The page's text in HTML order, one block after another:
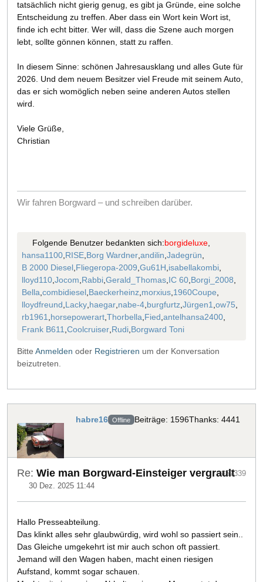
tatsächlich nicht gierig genug, es gibt ja Gründe, eine solche
Entscheidung zu treffen. Aber dass ein Wort kein Wort ist,
finde ich echt bitter. Wer will, dass die Szene auch morgen
lebt, sollte gönnen können, statt zu raffen.
In diesem Sinne: schönen Jahresausklang und alles Gute für
2026. Und dem neuem Besitzer viel Freude mit seinem Auto,
das er sich womöglich neben seine anderen Autos stellen
wird.
Viele Grüße,
Christian
Wir fahren Borgward – und schreiben darüber.
Folgende Benutzer bedankten sich:borgideluxe,
hansa1100 RISE Borg Wardner andilin Jadegrün
B 2000 Diesel Fliegeropa-2009 Gu61H isabellakombi
lloyd110 Jocom Rabbi Gerald_Thomas IC 60 Borgi_2008
Bella combidiesel Baeckerheinz morxius 1960Coupe
lloydfreund Lacky haegar nabe-4 burgfurtz Jürgen1 ow75
rb1961 horsepowerart Thorbella Fied antelhansa2400
Frank B611 Coolcruiser Rudi Borgward Toni
Bitte Anmelden oder Registrieren um der Konversation
beizutreten.
habre16 Offline Beiträge: 1596Thanks: 4441
Re: Wie man Borgward-Einsteiger vergrault
30 Dez. 2025 11:44
#57339
Hallo Presseabteilung.
Das klinkt alles sehr glaubwürdig, wird wohl so passiert sein..
Das Gleiche umgekehrt ist mir auch schon oft passiert.
Jemand will den Wagen haben, macht einen riesigen
Aufstand, kommt sogar schauen.